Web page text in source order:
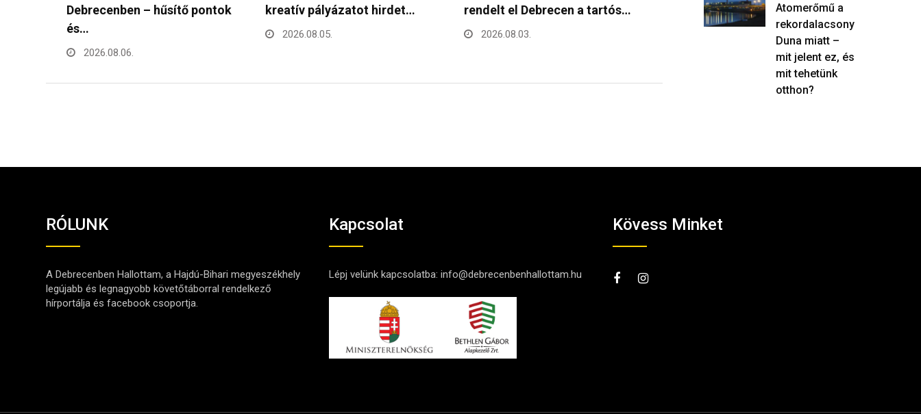
kreatív pályázatot hirdet…
2026.08.05.
rendelt el Debrecen a tartós…
2026.08.03.
rekordalacsony Duna miatt…
2026.07.30.
Debrecenben – hűsítő pontok
Atomerőmű a
rekordalacsony
Duna miatt –
mit jelent ez, és
mit tehetünk
otthon?
RÓLUNK
A Debrecenben Hallottam, a Hajdú-Bihari megyeszékhely
legújabb és legnagyobb követőtáborral rendelkező
hírportálja és facebook csoportja.
Kapcsolat
Lépj velünk kapcsolatba:info@debrecenbenhallottam.hu
Kövess Minket